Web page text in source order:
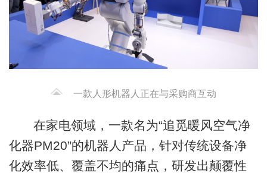
一款人形机器人正在与采购商互动
在家电领域，一款名为“追觅暖风空气净
化器PM20”的机器人产品，针对传统设备净
化效率低、覆盖不均的痛点，研发出颠覆性